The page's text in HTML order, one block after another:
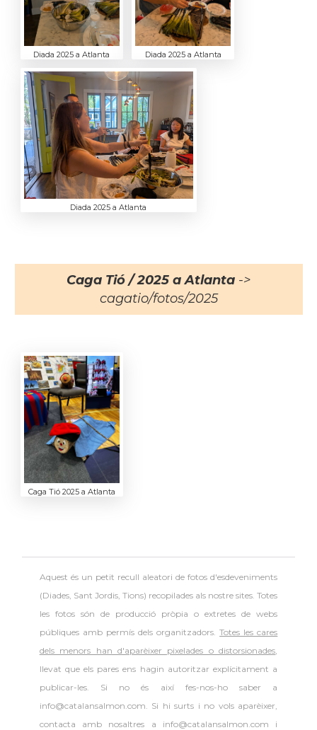
Diada 2025 a Atlanta Diada 2025 a Atlanta
Diada 2025 a Atlanta
Caga Tió / 2025 a Atlanta ->
cagatio/fotos/2025
Caga Tió 2025 a Atlanta
Aquest és un petit recull aleatori defotos d'esdeveniments
(Diades, Sant Jordis, Tions) recopilades als nostre sites. Totes
les fotos són de producció pròpia o extretes de webs
públiques amb permís dels organitzadors.Totes les cares
dels menors han d'aparèixer pixelades o distorsionades,
llevat que els pares ens hagin autoritzar explícitament a
publicar-les. Si no és així fes-nos-ho saber a
info@catalansalmon.com. Si hi surts i no vols aparèixer,
contacta amb nosaltres a info@catalansalmon.com i